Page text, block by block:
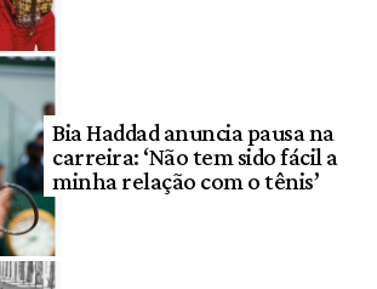
Bia Haddad anuncia pausa na
carreira: ‘Não tem sido fácil a
minha relação com o tênis’